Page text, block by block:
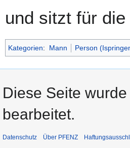
und sitzt für die
Kategorien: Mann Person
Diese Seite
bearbeitet.
Datenschutz Über PFENZ